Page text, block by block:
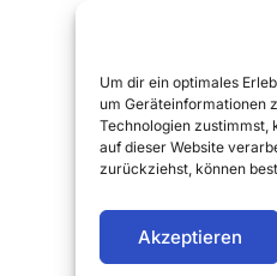
Um dir ein optimales
um Geräteinformationen
Technologien zustimmst,
auf dieser Website
zurückziehst, können
Akzeptieren